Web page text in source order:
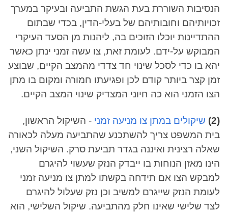
הנסיבות השוררת בעת הגשת התביעה ובעיקר במערך
זכויותיהם וחובותיהם של בעלי-הדין, בכדי שבתום
ההתדיינות יוכלו הזוכים בה, ליהנות מן הסעד העיקרי
המבוקש על-ידם. לעומת זאת, צו עשה זמני ינתן כאשר
יהא בו כדי לסכל שינוי חד צדדי מהמצב הקיים, שבוצע
זמן קצר ביותר קודם לכן ופגיעתו חמורה ומקום בו מתן
הצו הזמני הוא כה חיוני המצדיק שינוי המצב הקיים.
(2) שיקולים במתן צו מניעה זמני - השיקול הראשון,
בית המשפט צריך להשתכנע שהתביעה מעלה לכאורה
שאלה רצינית ואיננה בגדר תביעת סרק. השיקול השני,
הינו מאזן הנוחות בו ייבדק הנזק שעשוי להיגרם
למבקש הצו אם תידחה בקשתו למתן צו מניעה זמני
לעומת הנזק שייגרם למשיב וכן נזק שעלול להיגרם
לצד שלישי שאינו חלק מהתביעה. שיקול השלישי, הוא